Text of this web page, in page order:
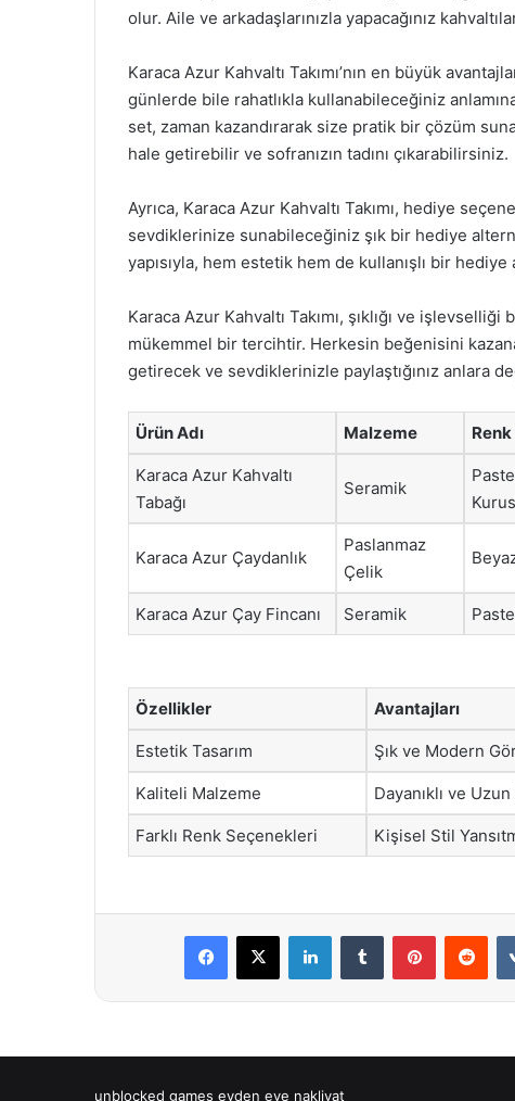
olur. Aile ve arkadaşlarınızla yapacağınız
Karaca Azur Kahvaltı Takımı’nın en büyük
günlerde bile rahatlıkla kullanabileceğiniz
set, zaman kazandırarak size pratik bir çözüm
hale getirebilir ve sofranızın tadını çıkarabilirsiniz.
Ayrıca, Karaca Azur Kahvaltı Takımı, hediye
sevdiklerinize sunabileceğiniz şık bir hediye
yapısıyla, hem estetik hem de kullanışlı bir
Karaca Azur Kahvaltı Takımı, şıklığı ve
mükemmel bir tercihtir. Herkesin beğenisini
getirecek ve sevdiklerinizle paylaştığınız anlara
Ürün Adı Malzeme
Karaca Azur Kahvaltı
Tabağı
Seramik
Karaca Azur Çaydanlık
Paslanmaz
Çelik
Karaca Azur Çay Fincanı Seramik
Özellikler Avantajları
Estetik Tasarım Şık ve Modern
Kaliteli Malzeme Dayanıklı ve
Farklı Renk Seçenekleri Kişisel Stil
Facebook
X LinkedInTumblr Pinterest
unblocked games evden eve nakliyat